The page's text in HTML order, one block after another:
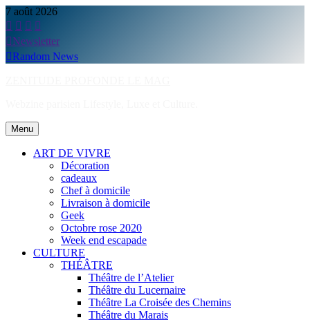
Skip
to
content
7 août 2026
Newsletter
Random News
Menu
ART DE VIVRE
Décoration
cadeaux
Chef à domicile
Livraison à domicile
Geek
Octobre rose 2020
Week end escapade
CULTURE
THÉÂTRE
Théâtre de l’Atelier
Théâtre du Lucernaire
Théâtre La Croisée des Chemins
Théâtre du Marais